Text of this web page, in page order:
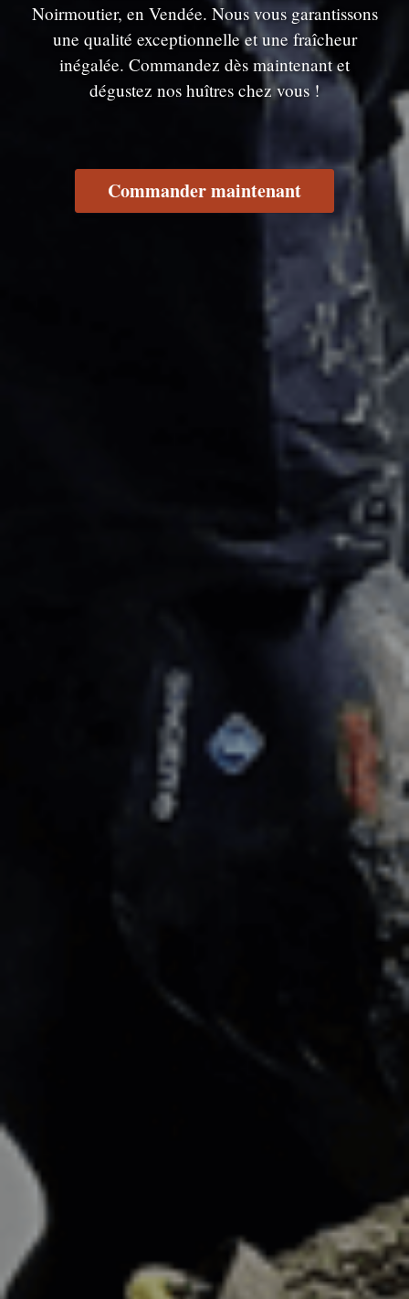
Noirmoutier, en Vendée. Nous vous garantissons
une qualité exceptionnelle et une fraîcheur
inégalée. Commandez dès maintenant et
dégustez nos huîtres chez vous !
Commander maintenant